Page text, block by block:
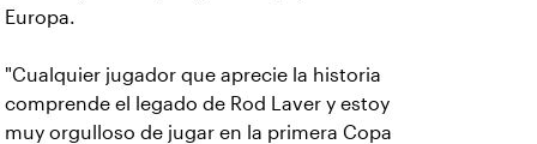
Europa.
"Cualquier jugador que aprecie la historia
comprende el legado de Rod Laver y estoy
muy orgulloso de jugar en la primera Copa